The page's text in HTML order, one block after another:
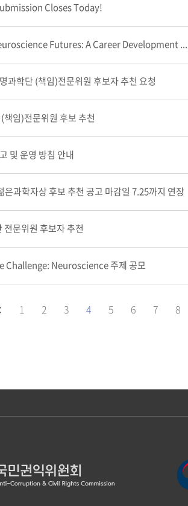
Closes Today!
Futures: A Career Development ...
과학단 (책임)전문위원 후보자 추천 요청
임)전문위원 후보 추천
및 운영 방침 안내
과학자상 후보 추천 공고 마감일 7.25까지 연장
문위원 후보자 추천
Challenge: Neuroscience 주제 공모
1 2 3 4 5 6 7 8